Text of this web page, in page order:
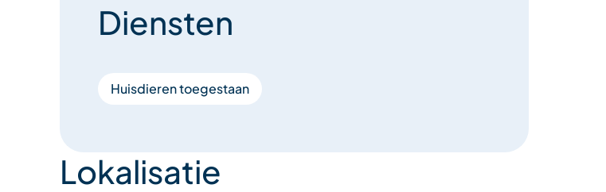
Diensten
Huisdieren toegestaan
Lokalisatie